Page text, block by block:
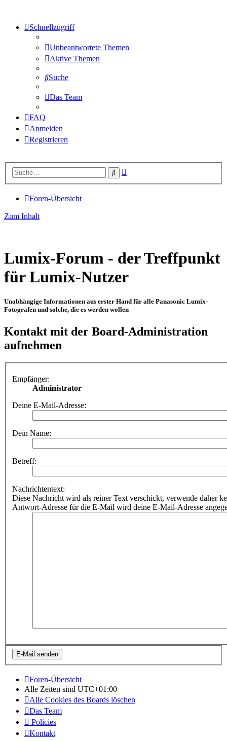
Schnellzugriff
Unbeantwortete Themen
Aktive Themen
Suche
Das Team
FAQ
Anmelden
Registrieren
Suche
Foren-Übersicht
Zum Inhalt
Lumix-Forum - der Treffpunkt
für Lumix-Nutzer
Unabhängige Informationen aus erster Hand für alle Panasonic Lumix-
Fotografen und solche, die es werden wollen
Kontakt mit der Board-Administration
aufnehmen
Empfänger:
Administrator
Deine E-Mail-Adresse:
Dein Name:
Betreff:
Nachrichtentext:
Diese Nachricht wird als reiner Text verschickt, verwende daher
Antwort-Adresse für die E-Mail wird deine E-Mail-Adresse
Foren-Übersicht
Alle Zeiten sind UTC+01:00
Alle Cookies des Boards löschen
Das Team
Policies
Kontakt